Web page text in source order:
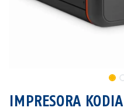
IMPRESORA